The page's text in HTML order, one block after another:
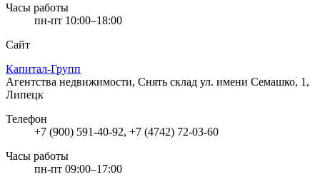
Часы работы
пн-пт 10:00–18:00
Сайт
Капитал-Групп
Агентства недвижимости, Снять склад ул. имени Семашко, 1,
Липецк
Телефон
+7 (900) 591-40-92, +7 (4742) 72-03-60
Часы работы
пн-пт 09:00–17:00